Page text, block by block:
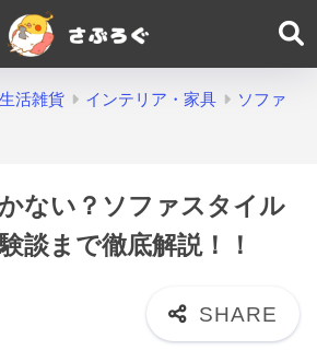
活雑貨 インテリア・家具 ソファ
かない？ソファスタイル
談まで徹底解説！！